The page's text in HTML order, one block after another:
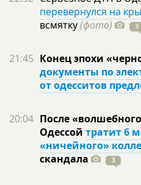
перевернулся на
всмятку(фото) 8
21:45 Конец эпохи
документы по
от одесситов
20:04 После
Одессой тратит 6
«ничейного»
скандала
3